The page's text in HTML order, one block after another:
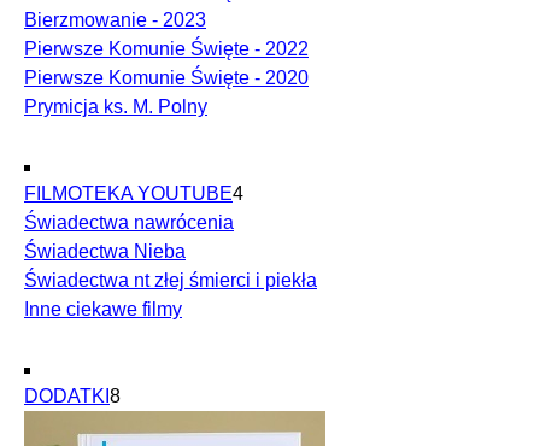
Bierzmowanie - 2023
Pierwsze Komunie Święte - 2022
Pierwsze Komunie Święte - 2020
Prymicja ks. M. Polny
FILMOTEKA YOUTUBE4
Świadectwa nawrócenia
Świadectwa Nieba
Świadectwa nt złej śmierci i piekła
Inne ciekawe filmy
DODATKI 8